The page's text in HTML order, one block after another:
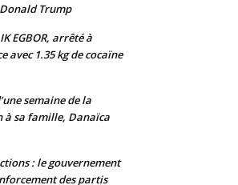
Trump
EGBOR, arrêté à
avec 1.35 kg de cocaïne
semaine de la
à sa famille, Danaïca
: le gouvernement
des partis